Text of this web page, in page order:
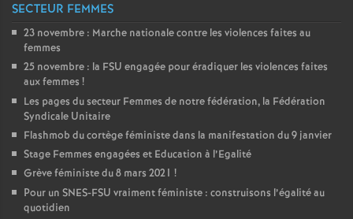
SECTEUR FEMMES
23 novembre : Marche nationale contre les violences faites au
femmes
25 novembre : la FSU engagée pour éradiquer les violences faites
aux femmes !
Les pages du secteur Femmes de notre fédération, la Fédération
Syndicale Unitaire
Flashmob du cortège féministe dans la manifestation du 9 janvier
Stage Femmes engagées et Education à l’Egalité
Grève féministe du 8 mars 2021 !
Pour un SNES-FSU vraiment féministe : construisons l’égalité au
quotidien